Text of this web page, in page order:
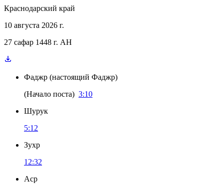
Краснодарский край
10 августа 2026 г.
27 сафар 1448 г. AH
Фаджр (настоящий Фаджр)
(Начало поста) 3:10
Шурук
5:12
Зухр
12:32
Аср